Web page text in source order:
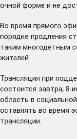
очной форме и не
Во время прямого
порядке продления
таким многодетным
жителей.
Трансляция при
состоится завтра, 8
область в
оставлять во время
трансляции.